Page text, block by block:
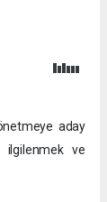
aday
ilgilenmek ve